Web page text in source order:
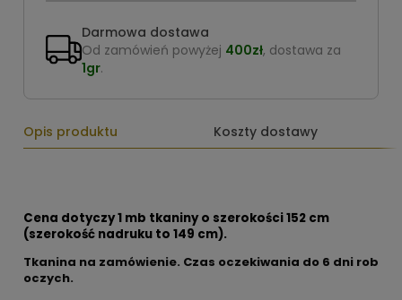
Darmowa dostawa
Od zamówień powyżej 400zł, dostawa za
1gr.
Opis produktu Koszty dostawy
Cena dotyczy 1 mb tkaniny o szerokości 152 cm
(szerokość nadruku to 149 cm).
Tkanina na zamówienie. Czas oczekiwania do 6 dni rob
oczych.